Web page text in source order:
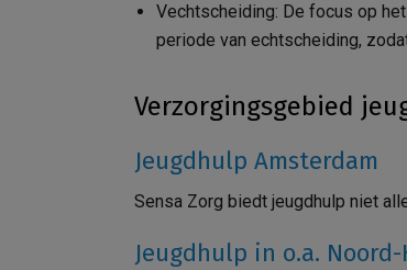
Vechtscheiding: De focus op
periode van echtscheiding,
Verzorgingsgebied
Jeugdhulp Amsterdam
Sensa Zorg biedt jeugdhulp niet
Jeugdhulp in o.a.